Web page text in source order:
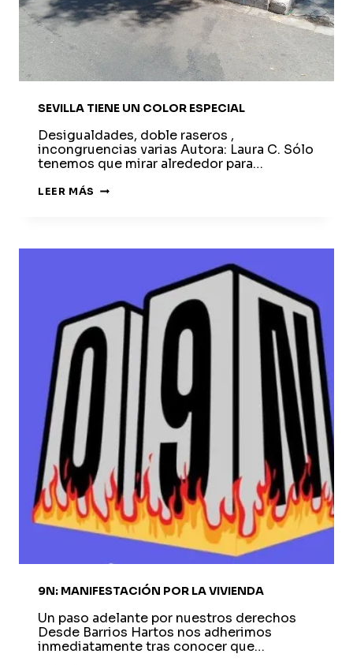
SEVILLA TIENE UN COLOR ESPECIAL
Desigualdades, doble raseros ,
incongruencias varias Autora: Laura C. Sólo
tenemos que mirar alrededor para…
LEER MÁS SEVILLA
9N: MANIFESTACIÓN POR LA VIVIENDA
Un paso adelante por nuestros derechos
Desde Barrios Hartos nos adherimos
inmediatamente tras conocer que…